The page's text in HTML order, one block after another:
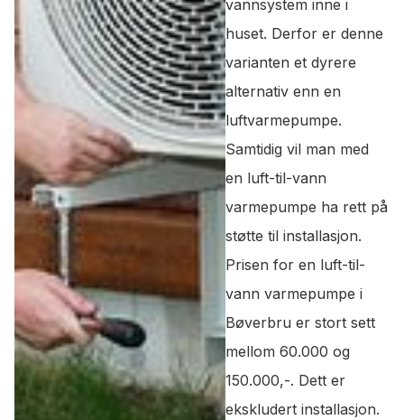
vannsystem inne i
huset. Derfor er denne
varianten et dyrere
alternativ enn en
luftvarmepumpe.
Samtidig vil man med
en luft-til-vann
varmepumpe ha rett på
støtte til installasjon.
Prisen for en luft-til-
vann varmepumpe i
Bøverbru er stort sett
mellom 60.000 og
150.000,-. Dett er
ekskludert installasjon.